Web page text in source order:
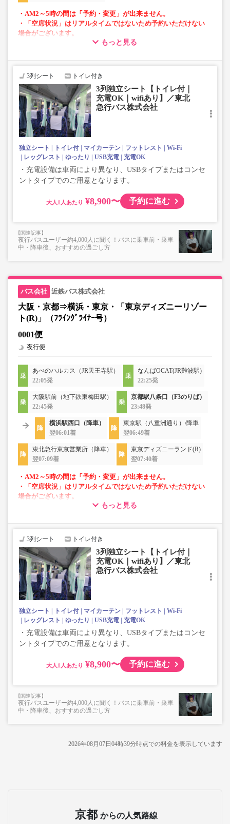
・AM2～5時の間は「予約・変更」が出来ません。
・「空席状況」はリアルタイムではないため予約いただけない
場合がございます。
・車両は予告なく変更となる場合がございます。これに伴い、
じめご了承ください。
す。
・ご予約の出発日・便の運行会社につきましては出発日間
際で決定しますので、カスタマーセンターまでお問い合わ
せをお願いいたします。
もっと見る
3列シート トイレ付き
3列独立シート【トイレ付｜
充電OK｜wifiあり】／東北
急行バス株式会社
独立シート トイレ付 マイカーテン フットレスト
Wi-Fi
レッグレスト
ゆったり USB充電 充電OK
・充電設備は車両により異なり、USBタイプまたはコンセ
ントタイプでのご用意となります。
大人 ¥8,900〜 予約に進む
夜行バスユーザー約4,000人に聞く！バスに乗車前・乗車
中・降車後、おすすめの過ごし方
近鉄バス株式会社
大阪・京都⇒横浜・東京・「東京ディズニーリゾー
ト(R)」（ﾌﾗｲﾝｸﾞﾗｲﾅｰ号）
0001便
夜行便
あべのハルカス（JR天王寺駅）
22:05発
なんばOCAT(JR難波駅)
22:25発
大阪駅前（地下鉄東梅田駅）
22:45発
京都駅八条口（F3のりば）
23:48発
横浜駅西口（降車）
翌06:01着
東京駅（八重洲通り）/降車
翌06:49着
東北急行東京営業所（降車）
翌07:09着
東京ディズニーランド(R)
翌07:40着
・AM2～5時の間は「予約・変更」が出来ません。
・「空席状況」はリアルタイムではないため予約いただけない
場合がございます。
・車両は予告なく変更となる場合がございます。これに伴い、
じめご了承ください。
もっと見る
3列シート トイレ付き
3列独立シート【トイレ付｜
充電OK｜wifiあり】／東北
急行バス株式会社
独立シート トイレ付 マイカーテン フットレスト
Wi-Fi
レッグレスト
ゆったり USB充電 充電OK
・充電設備は車両により異なり、USBタイプまたはコンセ
ントタイプでのご用意となります。
大人 ¥8,900〜 予約に進む
夜行バスユーザー約4,000人に聞く！バスに乗車前・乗車
中・降車後、おすすめの過ごし方
2026年08月07日04時39分時点での料金を表示しています
京都 からの人気路線